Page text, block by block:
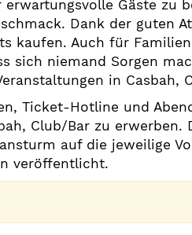
Gäste zu
Dank der guten
kaufen. Auch für
sich niemand Sorgen
in Casbah,
Ticket-Hotline und
Club/Bar zu erwerben.
auf die jeweilige
veröffentlicht.